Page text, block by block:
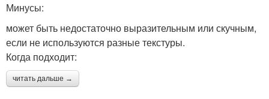
Минусы:
может быть недостаточно выразительным или скучным,
если не используются разные текстуры.
Когда подходит:
читать дальше →